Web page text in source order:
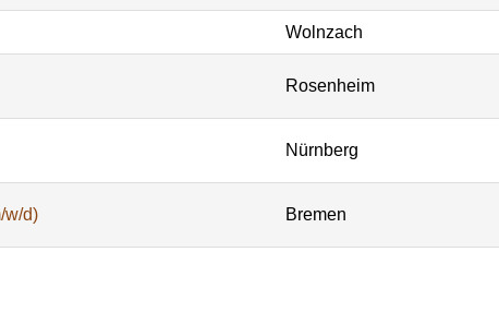
Wolnzach
Rosenheim
Nürnberg
w/d) Bremen